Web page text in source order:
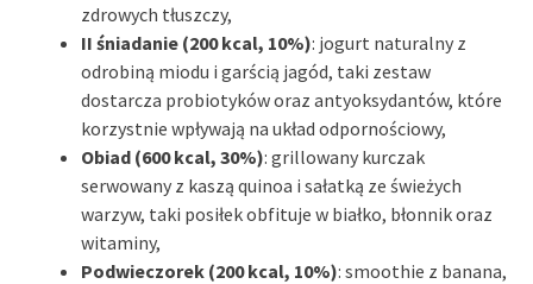
zdrowych tłuszczy,
II śniadanie (200 kcal, 10%): jogurt naturalny z
odrobiną miodu i garścią jagód, taki zestaw
dostarcza probiotyków oraz antyoksydantów, które
korzystnie wpływają na układ odpornościowy,
Obiad (600 kcal, 30%): grillowany kurczak
serwowany z kaszą quinoa i sałatką ze świeżych
warzyw, taki posiłek obfituje w białko, błonnik oraz
witaminy,
Podwieczorek (200 kcal, 10%): smoothie z banana,